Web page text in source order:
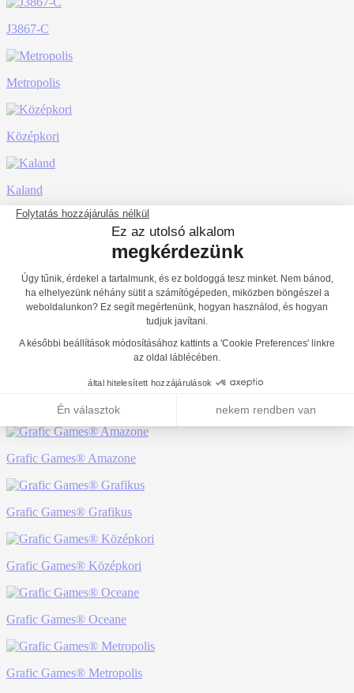
J3867-C
Metropolis
Középkori
Kaland
HDPE
Egyéb színek
Grafic Games® Amazone
Grafic Games® Grafikus
Grafic Games® Középkori
Grafic Games® Oceane
Grafic Games® Metropolis